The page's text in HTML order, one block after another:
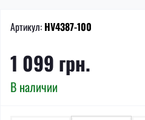
Артикул: HV4387-100
1 099 грн.
В наличии